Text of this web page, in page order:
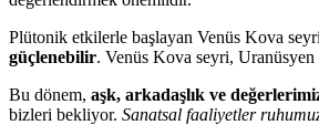
Plütonik etkilerle başlayan Venüs Kova
güçlenebilir. Venüs Kova seyri,
Bu dönem, aşk, arkadaşlık ve
bizleri bekliyor. Sanatsal faaliyetler